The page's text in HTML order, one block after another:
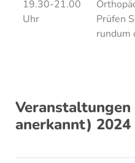
19.30-21.00
Uhr
Prüfen
rundum
anerkannt) 2024